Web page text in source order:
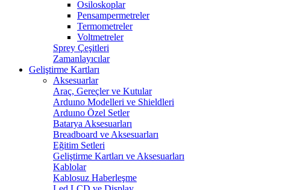
Osiloskoplar
Pensampermetreler
Termometreler
Voltmetreler
Sprey Çeşitleri
Zamanlayıcılar
Geliştirme Kartları
Aksesuarlar
Araç, Gereçler ve Kutular
Arduıno Modelleri ve Shieldleri
Arduıno Özel Setler
Batarya Aksesuarları
Breadboard ve Aksesuarları
Eğitim Setleri
Geliştirme Kartları ve Aksesuarları
Kablolar
Kablosuz Haberleşme